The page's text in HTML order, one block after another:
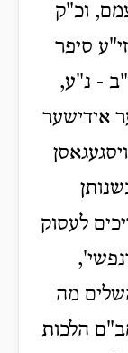
וכ"ק
סיפר
- נ"ע,
אידישער
לעסוק
מה
הלכות